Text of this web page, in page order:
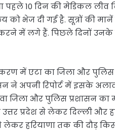
पहले 10 दिन की मेडिकल लीव
को भेज दी गई है. सूत्रों की
में लगे हैं. पिछले दिनों उनके
में एटा का जिला और
ने अपनी रिपोर्ट में इसके
जिला और पुलिस प्रशासन का
उत्तर प्रदेश से लेकर दिल्ली
लेकर हरियाणा तक की दौड़